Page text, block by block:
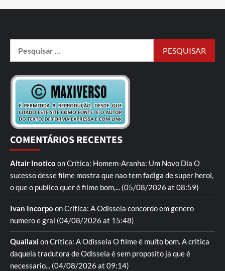
COMENTÁRIOS RECENTES
Altair Inotico onCrítica: Homem-Aranha: Um Novo Dia O
sucesso desse filme mostra que nao tem fadiga de super heroi,
o que o publico quer é filme bom,... (05/08/2026 at 08:59)
Ivan Incorpo onCrítica: A Odisseia concordo em genero
numero e gral (04/08/2026 at 15:48)
QuailaxionCrítica: A Odisseia O filme é muito bom. A critica
daquela tradutora de Odisseia é sem proposito ja que é
necessario... (04/08/2026 at 09:14)